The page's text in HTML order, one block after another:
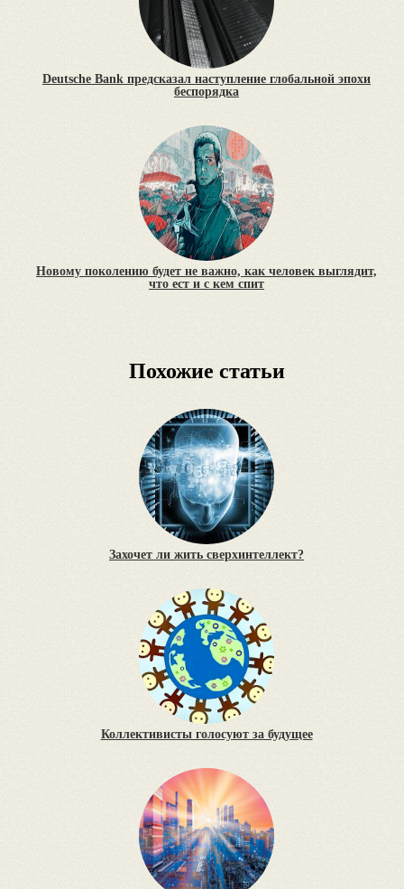
Deutsche Bank предсказал наступление глобальной эпохи
беспорядка
Новому поколению будет не важно, как человек выглядит,
что ест и с кем спит
Похожие статьи
Захочет ли жить сверхинтеллект?
Коллективисты голосуют за будущее